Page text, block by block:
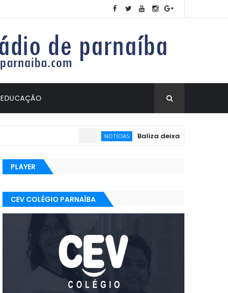
EDUCAÇÃO
NOTÍCIAS Baliza deixa de ser exigida
PLAYER
CEV COLÉGIO PARNAÍBA